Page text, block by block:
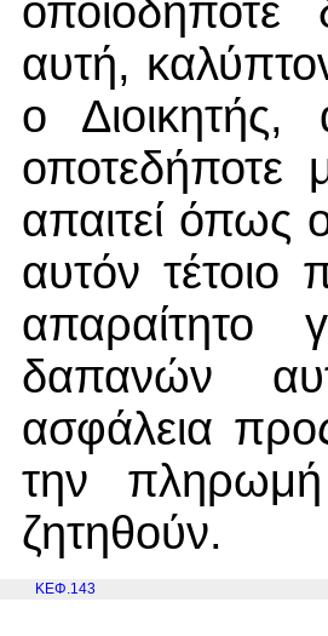
αυτή,
ο
οποτεδήποτε
απαιτεί όπως
αυτόν τέτοιο
δαπανών
ασφάλεια
την
ζητηθούν.
ΚΕΦ.143